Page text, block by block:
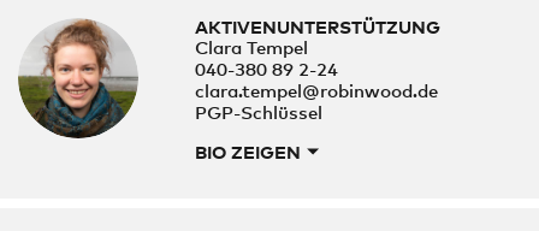
AKTIVENUNTERSTÜTZUNG
Clara Tempel
040-380 89 2-24
clara.tempel@robinwood.de
PGP-Schlüssel
BIO ZEIGEN